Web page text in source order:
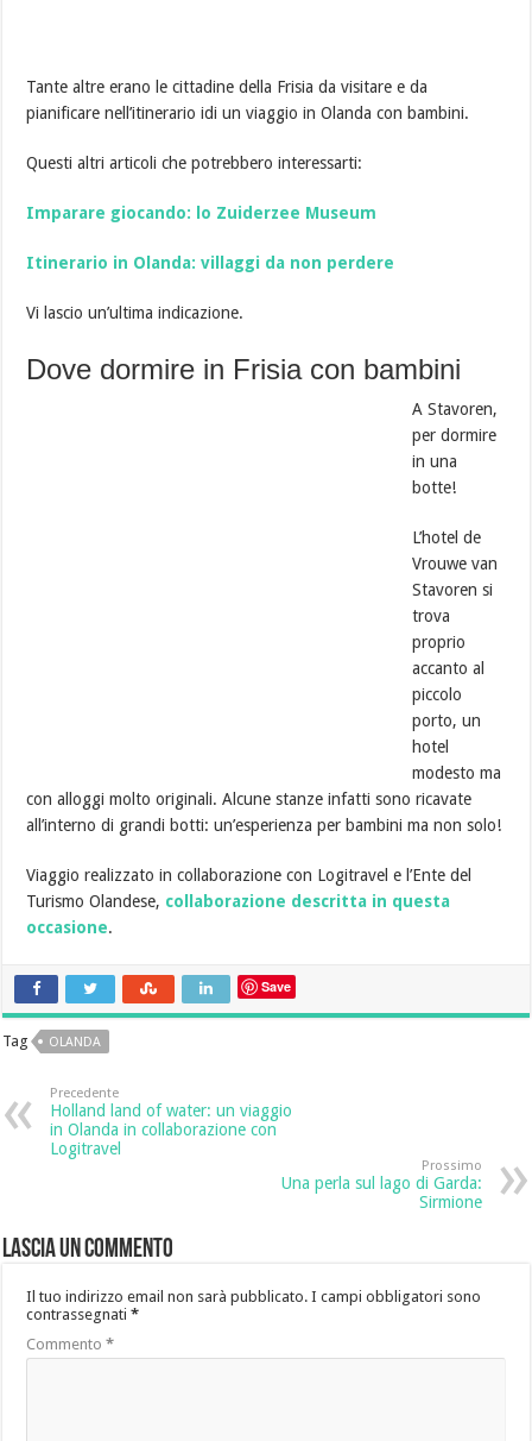
Tante altre erano le cittadine della Frisia da visitare e da
pianificare nell’itinerario idi un viaggio in Olanda con bambini.
Questi altri articoli che potrebbero interessarti:
Imparare giocando: lo Zuiderzee Museum
Itinerario in Olanda: villaggi da non perdere
Vi lascio un’ultima indicazione.
Dove dormire in Frisia con bambini
A Stavoren,
per dormire
in una
botte!
L’hotel de
Vrouwe van
Stavoren si
trova
proprio
accanto al
piccolo
porto, un
hotel
modesto ma
con alloggi molto originali. Alcune stanze infatti sono ricavate
all’interno di grandi botti: un’esperienza per bambini ma non solo!
Viaggio realizzato in collaborazione con Logitravel e l’Ente del
Turismo Olandese, collaborazione descritta in questa
occasione.
Save
Tag OLANDA
Precedente
Holland land of water: un viaggio
in Olanda in collaborazione con
Logitravel
Prossimo
Una perla sul lago di Garda:
Sirmione
Lascia un commento
Il tuo indirizzo email non sarà pubblicato. I campi obbligatori sono
contrassegnati*
Commento*